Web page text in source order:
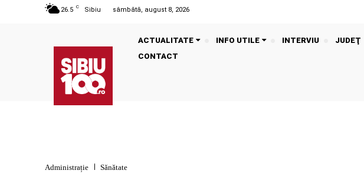
26.5 C Sibiu sâmbătă, august 8, 2026
ACTUALITATE INFO UTILE INTERVIU JUDEŢ
CONTACT
Administrație Sănătate